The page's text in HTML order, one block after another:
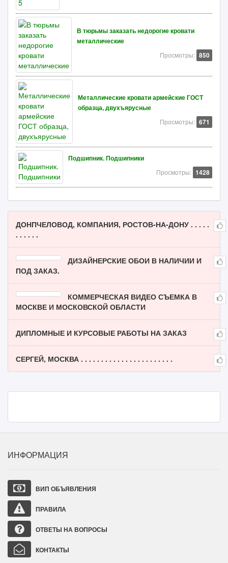
В тюрьмы заказать недорогие кровати
металлические
Просмотры: 850
Металлические кровати армейские ГОСТ
образца, двухъярусные
Просмотры: 671
Подшипник. Подшипники
Просмотры: 1428
ДОНПЧЕЛОВОД, КОМПАНИЯ, РОСТОВ-НА-ДОНУ . . . . .
. . . . . .
ДИЗАЙНЕРСКИЕ ОБОИ В НАЛИЧИИ И
ПОД ЗАКАЗ.
КОММЕРЧЕСКАЯ ВИДЕО СЪЕМКА В
МОСКВЕ И МОСКОВСКОЙ ОБЛАСТИ
ДИПЛОМНЫЕ И КУРСОВЫЕ РАБОТЫ НА ЗАКАЗ
СЕРГЕЙ, МОСКВА . . . . . . . . . . . . . . . . . . . . . . .
ИНФОРМАЦИЯ
ВИП ОБЪЯВЛЕНИЯ
ПРАВИЛА
ОТВЕТЫ НА ВОПРОСЫ
КОНТАКТЫ